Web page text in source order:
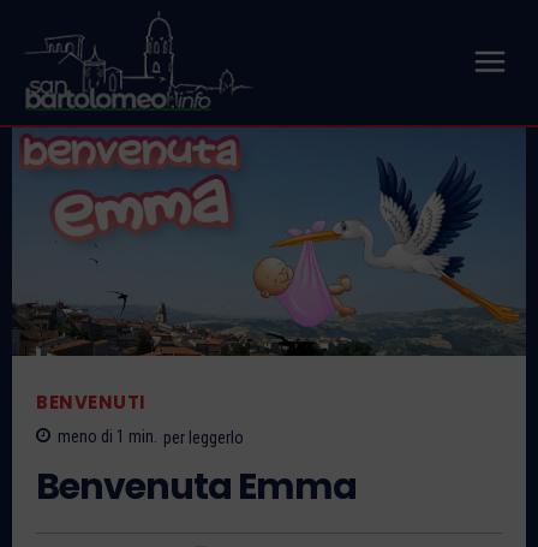
BENVENUTI
meno di 1 min. per leggerlo
Benvenuta Emma